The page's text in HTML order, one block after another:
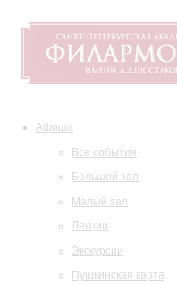
Афиша
Все события
Большой зал
Малый зал
Лекции
Экскурсии
Пушкинская карта